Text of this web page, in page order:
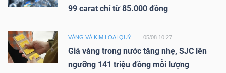
99 carat chỉ từ 85.000 đồng
VÀNG VÀ KIM LOẠI QUÝ 05/08 10:27
Giá vàng trong nước tăng nhẹ, SJC lên
ngưỡng 141 triệu đồng mỗi lượng